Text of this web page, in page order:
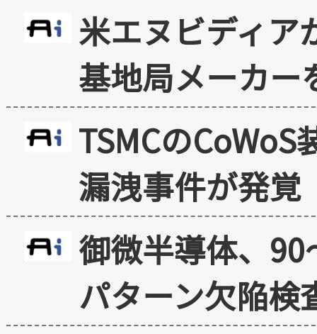
米エヌビディア
基地局メーカー
TSMCの
漏洩事件が発覚
御微半導体、
パターン欠陥検